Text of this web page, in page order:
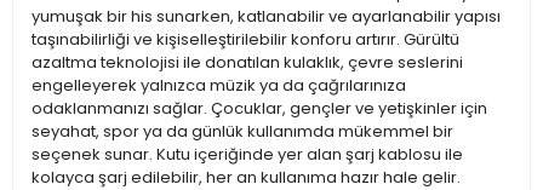
yumuşak bir his sunarken, katlanabilir ve ayarlanabilir yapısı
taşınabilirliği ve kişiselleştirilebilir konforu artırır. Gürültü
azaltma teknolojisi ile donatılan kulaklık, çevre seslerini
engelleyerek yalnızca müzik ya da çağrılarınıza
odaklanmanızı sağlar. Çocuklar, gençler ve yetişkinler için
seyahat, spor ya da günlük kullanımda mükemmel bir
seçenek sunar. Kutu içeriğinde yer alan şarj kablosu ile
kolayca şarj edilebilir, her an kullanıma hazır hale gelir.